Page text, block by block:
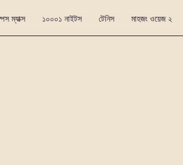
ম্যাক্স ১০০০১ নাইটস টেনিস মাহজং ওয়েজ ২